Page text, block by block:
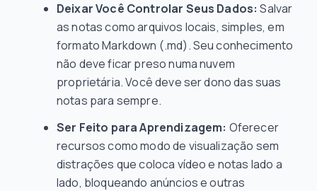
Deixar Você Controlar Seus Dados: Salvar
as notas como arquivos locais, simples, em
formato Markdown (.md). Seu conhecimento
não deve ficar preso numa nuvem
proprietária. Você deve ser dono das suas
notas para sempre.
Ser Feito para Aprendizagem: Oferecer
recursos como modo de visualização sem
distrações que coloca vídeo e notas lado a
lado, bloqueando anúncios e outras